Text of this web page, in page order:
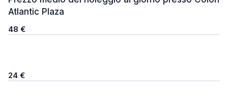
Atlantic Plaza
48 €
24 €